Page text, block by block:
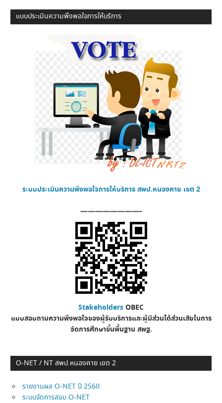
แบบประเมินความพึงพอใจการให้บริการ
ระบบประเมินความพึงพอใจการให้บริการสพป.หนองคาย เขต 2
————————-
StakeholdersOBEC
แบบสอบถามความพึงพอใจของผู้รับบริการและผู้มีส่วนได้ส่วนเสียในการ
จัดการศึกษาขั้นพื้นฐาน สพฐ.
O-NET / NT สพป.หนองคาย เขต 2
รายงานผล O-NET ปี 2560
ระบบจัดการสอบ O-NET